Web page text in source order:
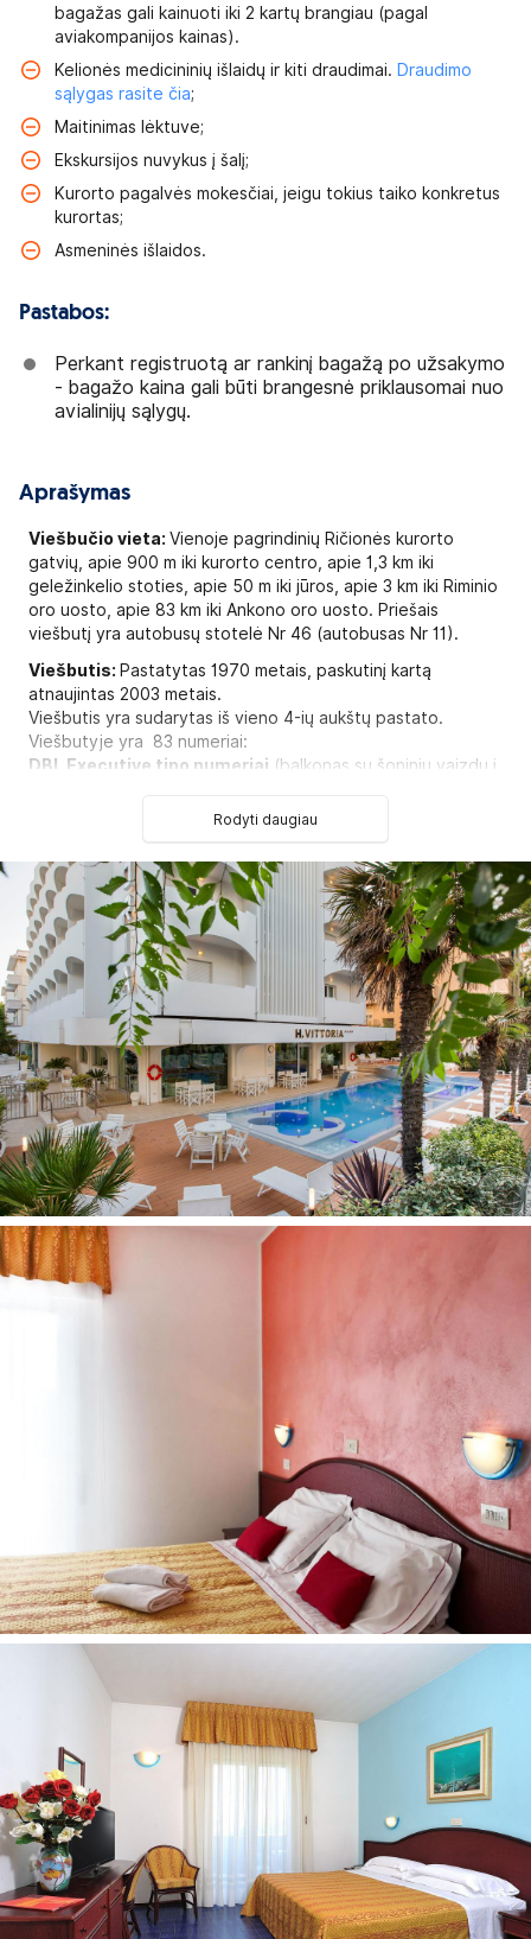
bagažas gali kainuoti iki 2 kartų brangiau (pagal
aviakompanijos kainas).
Kelionės medicininių išlaidų ir kiti draudimai. Draudimo
sąlygas rasite čia;
Maitinimas lėktuve;
Ekskursijos nuvykus į šalį;
Kurorto pagalvės mokesčiai, jeigu tokius taiko konkretus
kurortas;
Asmeninės išlaidos.
Pastabos:
Perkant registruotą ar rankinį bagažą po užsakymo
- bagažo kaina gali būti brangesnė priklausomai nuo
avialinijų sąlygų.
Aprašymas
Viešbučio vieta: Vienoje pagrindinių Ričionės kurorto
gatvių, apie 900 m iki kurorto centro, apie 1,3 km iki
geležinkelio stoties, apie 50 m iki jūros, apie 3 km iki Riminio
oro uosto, apie 83 km iki Ankono oro uosto. Priešais
viešbutį yra autobusų stotelė Nr 46 (autobusas Nr 11).
Viešbutis: Pastatytas 1970 metais, paskutinį kartą
atnaujintas 2003 metais.
Viešbutis yra sudarytas iš vieno 4-ių aukštų pastato.
Viešbutyje yra 83 numeriai:
DBL Executive tipo numeriai (balkonas su šoniniu vaizdu į
DBL Executive Promo tipo numeriai
DBL Junior tipo numeriai(maks 3 asm., 18 kv.m),
SGL Junior tipo numeriai(maks. 1 asm., 12 kv.m).
Viešbučio teritorijoje:
Registratūra
Barai: 1 (Piano baras, Lobby baras - 24 valandas)
Konferencijų salės: 3 (150 asm)
Automobilių stovėjimo aikštelė už papildomą mokestį
Baseinai: 1
Belaidis internetas nemokamai
Televizijos salė
Liftas
Vaikams:
Vaikų klubas (nuo 3 metų, 12:30 - 14:30 ir 19:00 - 21:00)
Numeryje:
Seifas yra
Patalynės keitimas: kas antrą dieną
Plaukų džiovintuvas: numeryje, nemokamai
Internetas: Wi-Fi nemokamai
Vonia arba dušas
Televizorius: yra
Pramogos ir sportas:
Kosmetinės procedūros (pirties procedūros) už
Masažas už papildomą mokestį
Dviračių nuoma nemokamai
Paplūdimys:
Smėlio (už 50 m nuo viešbučio)
Paplūdimyje: skėčiai, gultai už papildomą mokestį
Kontaktai:
Аdresas: Viale Gabriele D'Annunzio, 29, 47838 Riccione
RN, Italija
Telefonas: +39 0541 647540
Rodyti daugiau